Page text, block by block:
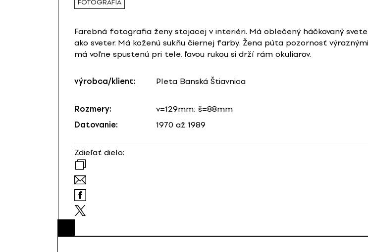
FOTOGRAFIA
Farebná fotografia ženy stojacej v interiéri. Má oblečený háčkovaný
ako sveter. Má koženú sukňu čiernej farby. Žena púta pozornosť
má voľne spustenú pri tele, ľavou rukou si drží rám okuliarov.
výrobca/klient: Pleta Banská Štiavnica
Rozmery:
v=129mm; š=88mm
Datovanie:
1970 až 1989
Zdieľať dielo: